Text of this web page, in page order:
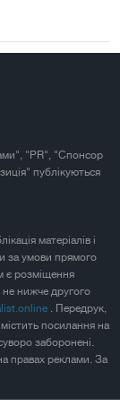
"PR", "Спонсор
публікуються
матеріалів і
за умови прямого
є розміщення
нижче другого
. Передрук,
посилання на
заборонені.
правах реклами. За